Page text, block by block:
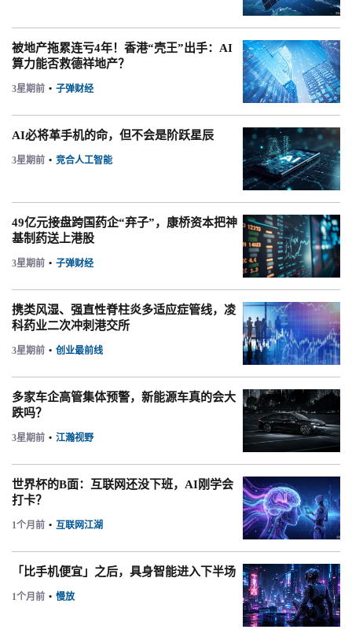
被地产拖累连亏4年！香港“壳王”出手：AI
算力能否救德祥地产？
3星期前 • 子弹财经
AI必将革手机的命，但不会是阶跃星辰
3星期前 • 竞合人工智能
49亿元接盘跨国药企“弃子”，康桥资本把神
基制药送上港股
3星期前 • 子弹财经
携类风湿、强直性脊柱炎多适应症管线，凌
科药业二次冲刺港交所
3星期前 • 创业最前线
多家车企高管集体预警，新能源车真的会大
跌吗？
3星期前 • 江瀚视野
世界杯的B面：互联网还没下班，AI刚学会
打卡？
1个月前 • 互联网江湖
「比手机便宜」之后，具身智能进入下半场
1个月前 • 慢放